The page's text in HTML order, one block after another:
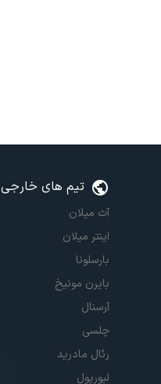
تیم های خارجی
آث میلان
اینتر میلان
بارسلونا
بایرن مونیخ
آرسنال
چلسی
رئال مادرید
لیورپول